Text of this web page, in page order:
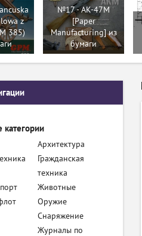
z
385)
№17 - АК-47М
[Paper
Manufacturing] из
бумаги
Архитектура
Гражданская
техника
Животные
Оружие
Снаряжение
Журналы по